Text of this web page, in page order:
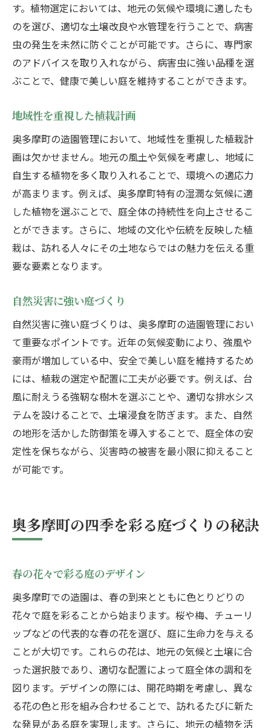
す。植物選定においては、地元の気候や環境に適したも
のを選び、適切な土壌改良や水管理を行うことで、病害
虫の発生を未然に防ぐことが可能です。さらに、専門家
のアドバイスを取り入れながら、病害虫に強い品種を選
ぶことで、健康で美しい庭を維持することができます。
地域性を重視した植栽計画
奥多摩町の造園管理において、地域性を重視した植栽計
画は欠かせません。地元の風土や気候を考慮し、地域に
自生する植物を多く取り入れることで、環境への適応力
が高まります。例えば、奥多摩町特有の湿潤な気候に適
した植物を選ぶことで、庭全体の持続性を向上させるこ
とができます。さらに、地域の文化や伝統を反映した植
栽は、訪れる人々にその土地ならではの魅力を伝える重
要な要素となります。
自然災害に強い庭づくり
自然災害に強い庭づくりは、奥多摩町の造園管理におい
て重要なポイントです。近年の気候変動により、強風や
豪雨が増加している中、安全で美しい庭を維持するため
には、植栽の選定や配置に工夫が必要です。例えば、台
風に耐えうる強靭な樹木を選ぶことや、適切な排水シス
テムを設けることで、土壌浸食を防ぎます。また、自然
の地形を活かした防御策を導入することで、庭全体の安
定性を保ちながら、災害時の被害を最小限に抑えること
が可能です。
奥多摩町の四季を彩る庭づくりの秘訣
春の花々で彩る庭のデザイン
奥多摩町での造園は、春の到来とともに色とりどりの
花々で庭を彩ることから始まります。桜や梅、チューリ
ップなどの代表的な春の花を選び、庭に生命力を与える
ことが大切です。これらの花は、地元の気候と土壌に合
った選択肢であり、適切な配置によって庭全体の調和を
図ります。デザインの際には、開花時期を考慮し、異な
る花の色と形を組み合わせることで、訪れるたびに新た
な発見がある庭を実現します。さらに、地元の植物を活